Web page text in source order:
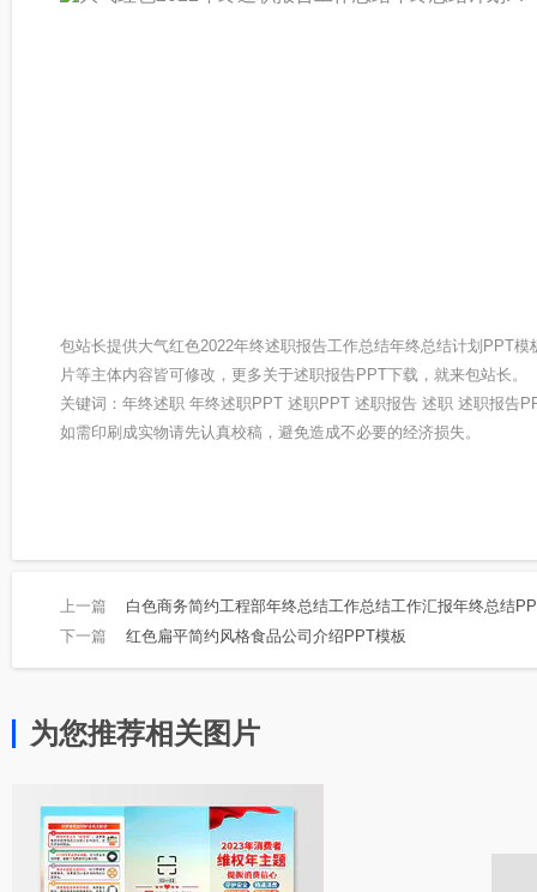
包站长提供大气红色2022年终述职报告工作总结年终总结计划PPT
片等主体内容皆可修改，更多关于述职报告PPT下载，就来包站长。
关键词：年终述职 年终述职PPT 述职PPT 述职报告 述职 述职报告
如需印刷成实物请先认真校稿，避免造成不必要的经济损失。
上一篇 白色商务简约工程部年终总结工作总结工作汇报年终总结
下一篇 红色扁平简约风格食品公司介绍PPT模板
为您推荐相关图片